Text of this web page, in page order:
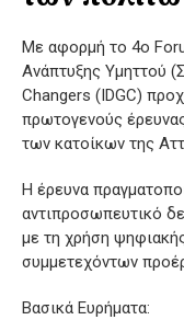
Με αφορμή το 4ο
Ανάπτυξης Υμηττού
Changers (IDGC)
πρωτογενούς
των κατοίκων της
Η έρευνα
αντιπροσωπευτικό
με τη χρήση
συμμετεχόντων
Βασικά Ευρήματα: